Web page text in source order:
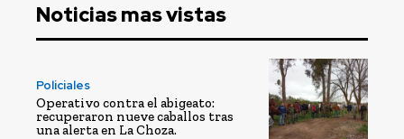
Noticias mas vistas
Policiales
Operativo contra el abigeato:
recuperaron nueve caballos tras
una alerta en La Choza.